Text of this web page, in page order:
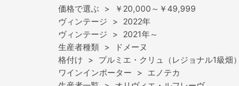
>
￥20,000～￥49,999
>
2022年
>
2021年～
>
ドメーヌ
>
プルミエ・クリュ（レジョナル1級畑）
>
エノテカ